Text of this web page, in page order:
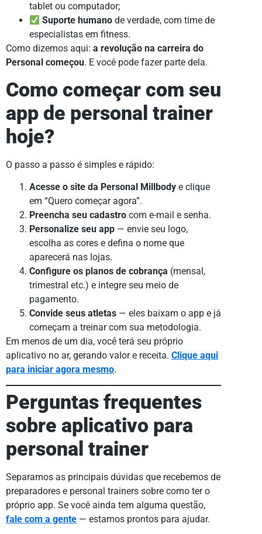
tablet ou computador;
Suporte humano de verdade, com time de
especialistas em fitness.
Como dizemos aqui: a revolução na carreira do
Personal começou. E você pode fazer parte dela.
Como começar com seu
app de personal trainer
hoje?
O passo a passo é simples e rápido:
Acesse o site da Personal Millbody e clique
em “Quero começar agora”.
Preencha seu cadastro com e-mail e senha.
Personalize seu app — envie seu logo,
escolha as cores e defina o nome que
aparecerá nas lojas.
Configure os planos de cobrança (mensal,
trimestral etc.) e integre seu meio de
pagamento.
Convide seus atletas — eles baixam o app e já
começam a treinar com sua metodologia.
Em menos de um dia, você terá seu próprio
aplicativo no ar, gerando valor e receita. Clique aqui
para iniciar agora mesmo.
Perguntas frequentes
sobre aplicativo para
personal trainer
Separamos as principais dúvidas que recebemos de
preparadores e personal trainers sobre como ter o
próprio app. Se você ainda tem alguma questão,
fale com a gente — estamos prontos para ajudar.